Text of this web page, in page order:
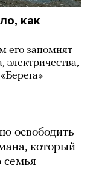
как
его запомнят
электричества,
освободить
который
семья